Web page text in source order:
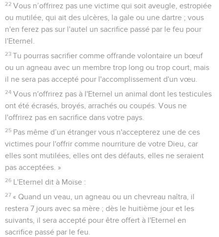
22 Vous n’offrirez pas une victime qui soit aveugle, estropiée
ou mutilée, qui ait des ulcères, la gale ou une dartre ; vous
n'en ferez pas sur l'autel un sacrifice passé par le feu pour
l'Eternel.
23 Tu pourras sacrifier comme offrande volontaire un bœuf
ou un agneau avec un membre trop long ou trop court, mais
il ne sera pas accepté pour l'accomplissement d'un vœu.
24 Vous n'offrirez pas à l'Eternel un animal dont les testicules
ont été écrasés, broyés, arrachés ou coupés. Vous ne
l'offrirez pas en sacrifice dans votre pays.
25 Pas même d’un étranger vous n'accepterez une de ces
victimes pour l'offrir comme nourriture de votre Dieu, car
elles sont mutilées, elles ont des défauts, elles ne seraient
pas acceptées. »
26 L'Eternel dit à Moïse :
27 « Quand un veau, un agneau ou un chevreau naîtra, il
restera 7 jours avec sa mère ; dès le huitième jour et les
suivants, il sera accepté pour être offert à l'Eternel en
sacrifice passé par le feu.